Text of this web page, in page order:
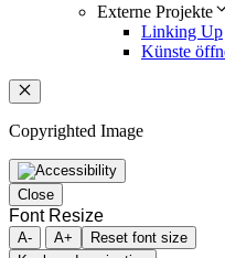
Externe Projekte
Linking Up
Künste
Schließen
Copyrighted Image
Close
Font Resize
A- A+
Reset font size